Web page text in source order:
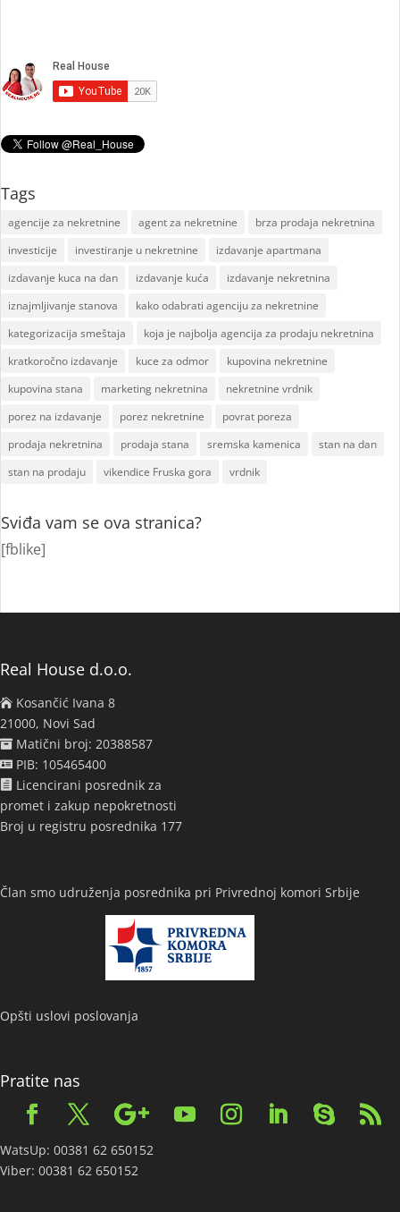
Tags
agencije za nekretnine agent za nekretnine
brza prodaja nekretnina
investicije
investiranje u nekretnine
izdavanje apartmana
izdavanje kuca na dan
izdavanje kuća
izdavanje nekretnina
iznajmljivanje stanova
kako odabrati agenciju za nekretnine
kategorizacija smeštaja
koja je najbolja agencija za prodaju nekretnina
kratkoročno izdavanje
kuce za odmor
kupovina nekretnine
kupovina stana
marketing nekretnina
nekretnine vrdnik
porez na izdavanje
porez nekretnine
povrat poreza
prodaja nekretnina
prodaja stana sremska kamenica
stan na dan
stan na prodaju
vikendice Fruska gora vrdnik
Sviđa vam se ova stranica?
[fblike]
Real House d.o.o.
Kosančić Ivana 8
21000, Novi Sad
Matični broj: 20388587
PIB: 105465400
Licencirani posrednik za
promet i zakup nepokretnosti
Broj u registru posrednika 177
Član smo udruženja posrednika pri Privrednoj komori Srbije
Opšti uslovi poslovanja
Pratite nas
WatsUp: 00381 62 650152
Viber: 00381 62 650152